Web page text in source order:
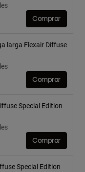
Comprar
larga Flexair Diffuse
Comprar
Special Edition
Comprar
Special Edition